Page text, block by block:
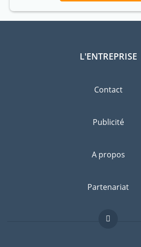
L'ENTREPRISE
Contact
Publicité
A propos
Partenariat